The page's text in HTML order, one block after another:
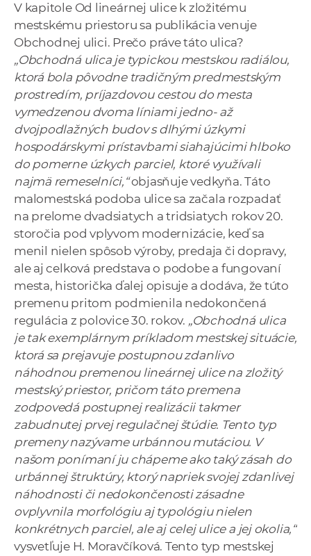
V kapitole Od lineárnej ulice k zložitému
mestskému priestoru sa publikácia venuje
Obchodnej ulici. Prečo práve táto ulica?
„Obchodná ulica je typickou mestskou radiálou,
ktorá bola pôvodne tradičným predmestským
prostredím, príjazdovou cestou do mesta
vymedzenou dvoma líniami jedno- až
dvojpodlažných budov s dlhými úzkymi
hospodárskymi prístavbami siahajúcimi hlboko
do pomerne úzkych parciel, ktoré využívali
najmä remeselníci,“objasňuje vedkyňa. Táto
malomestská podoba ulice sa začala rozpadať
na prelome dvadsiatych a tridsiatych rokov 20.
storočia pod vplyvom modernizácie, keď sa
menil nielen spôsob výroby, predaja či dopravy,
ale aj celková predstava o podobe a fungovaní
mesta, historička ďalej opisuje a dodáva, že túto
premenu pritom podmienila nedokončená
regulácia z polovice 30. rokov. „Obchodná ulica
je tak exemplárnym príkladom mestskej situácie,
ktorá sa prejavuje postupnou zdanlivo
náhodnou premenou lineárnej ulice na zložitý
mestský priestor, pričom táto premena
zodpovedá postupnej realizácii takmer
zabudnutej prvej regulačnej štúdie. Tento typ
premeny nazývame urbánnou mutáciou. V
našom ponímaní ju chápeme ako taký zásah do
urbánnej štruktúry, ktorý napriek svojej zdanlivej
náhodnosti či nedokončenosti zásadne
ovplyvnila morfológiu aj typológiu nielen
konkrétnych parciel, ale aj celej ulice a jej okolia,“
vysvetľuje H. Moravčíková. Tento typ mestskej